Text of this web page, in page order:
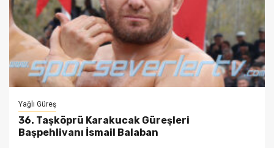
Yağlı Güreş
36. Taşköprü Karakucak Güreşleri
Başpehlivanı İsmail Balaban